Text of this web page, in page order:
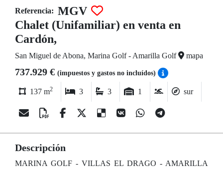
Referencia: MGV
Chalet (Unifamiliar) en venta en
Cardón,
San Miguel de Abona, Marina Golf - Amarilla Golf mapa
737.929 € (impuestos y gastos no incluídos)
137 m2 3 3 1 sur
Descripción
MARINA GOLF - VILLAS EL DRAGO - AMARILLA